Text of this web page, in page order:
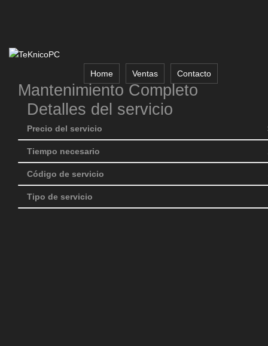
Home Ventas Contacto
Mantenimiento Completo
Detalles del servicio
Precio del servicio
Tiempo necesario
Código de servicio
Tipo de servicio